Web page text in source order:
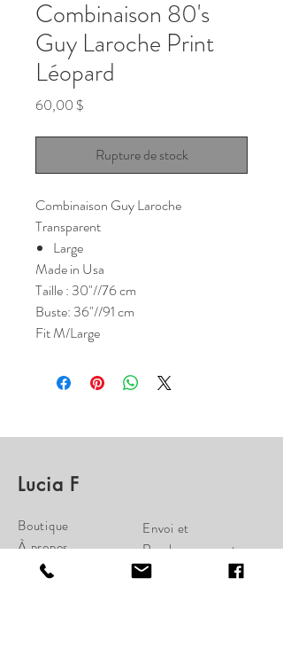
Combinaison 80's
Guy Laroche Print
Léopard
60,00 $
Rupture de stock
Combinaison Guy Laroche
Transparent
Large
Made in Usa
Taille : 30"//76 cm
Buste: 36"//91 cm
Fit M/Large
Lucia F
Boutique
À propos
Nous
Envoi et
Remboursement
Politique de la